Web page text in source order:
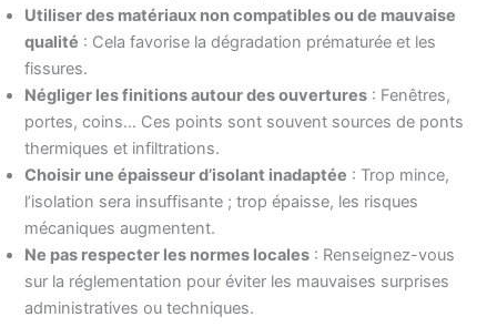
Utiliser des matériaux non compatibles ou de mauvaise
qualité : Cela favorise la dégradation prématurée et les
fissures.
Négliger les finitions autour des ouvertures : Fenêtres,
portes, coins… Ces points sont souvent sources de ponts
thermiques et infiltrations.
Choisir une épaisseur d’isolant inadaptée : Trop mince,
l’isolation sera insuffisante ; trop épaisse, les risques
mécaniques augmentent.
Ne pas respecter les normes locales : Renseignez-vous
sur la réglementation pour éviter les mauvaises surprises
administratives ou techniques.